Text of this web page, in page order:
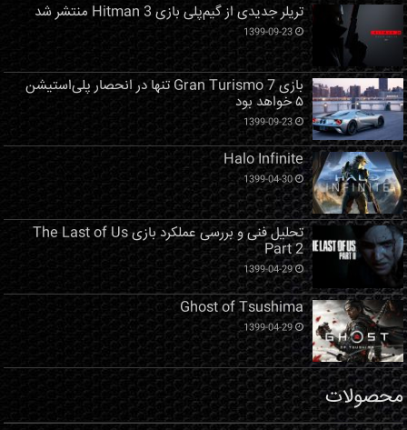
تریلر جدیدی از گیم‌پلی بازی Hitman 3 منتشر شد
1399-09-23
بازی Gran Turismo 7 تنها در انحصار پلی‌استیشن
۵ خواهد بود
1399-09-23
Halo Infinite
1399-04-30
تحلیل فنی و بررسی عملکرد بازی The Last of Us
Part 2
1399-04-29
Ghost of Tsushima
1399-04-29
محصولات